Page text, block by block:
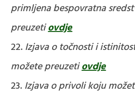
primljena bespovratna
preuzetiovdje
Izjava o točnosti i
možete preuzetiovdje
Izjava o privolikoju